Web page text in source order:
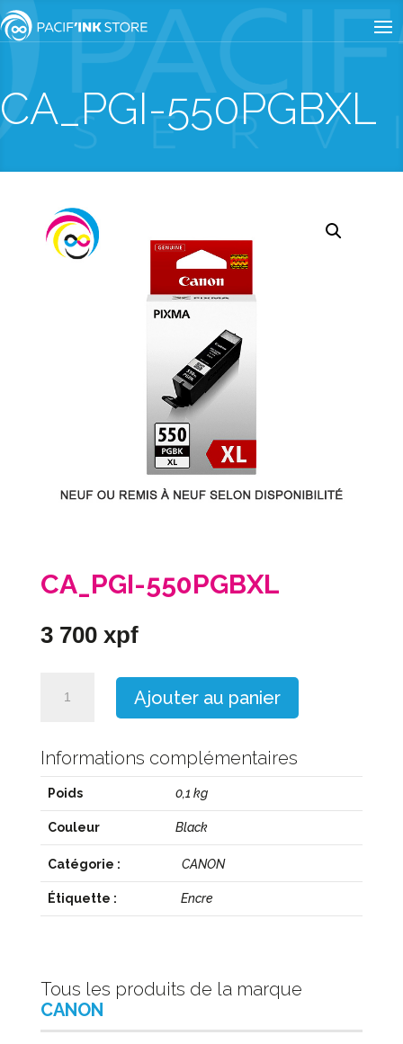
CA_PGI-550PGBXL
CA_PGI-550PGBXL
3 700 xpf
Ajouter au panier
Informations complémentaires
Poids 0,1 kg
Couleur Black
Catégorie : CANON
Étiquette : Encre
Tous les produits de la marque
CANON